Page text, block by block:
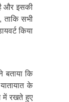
और इसकी
ताकि सभी
किया
बताया कि
के
में रखते हुए